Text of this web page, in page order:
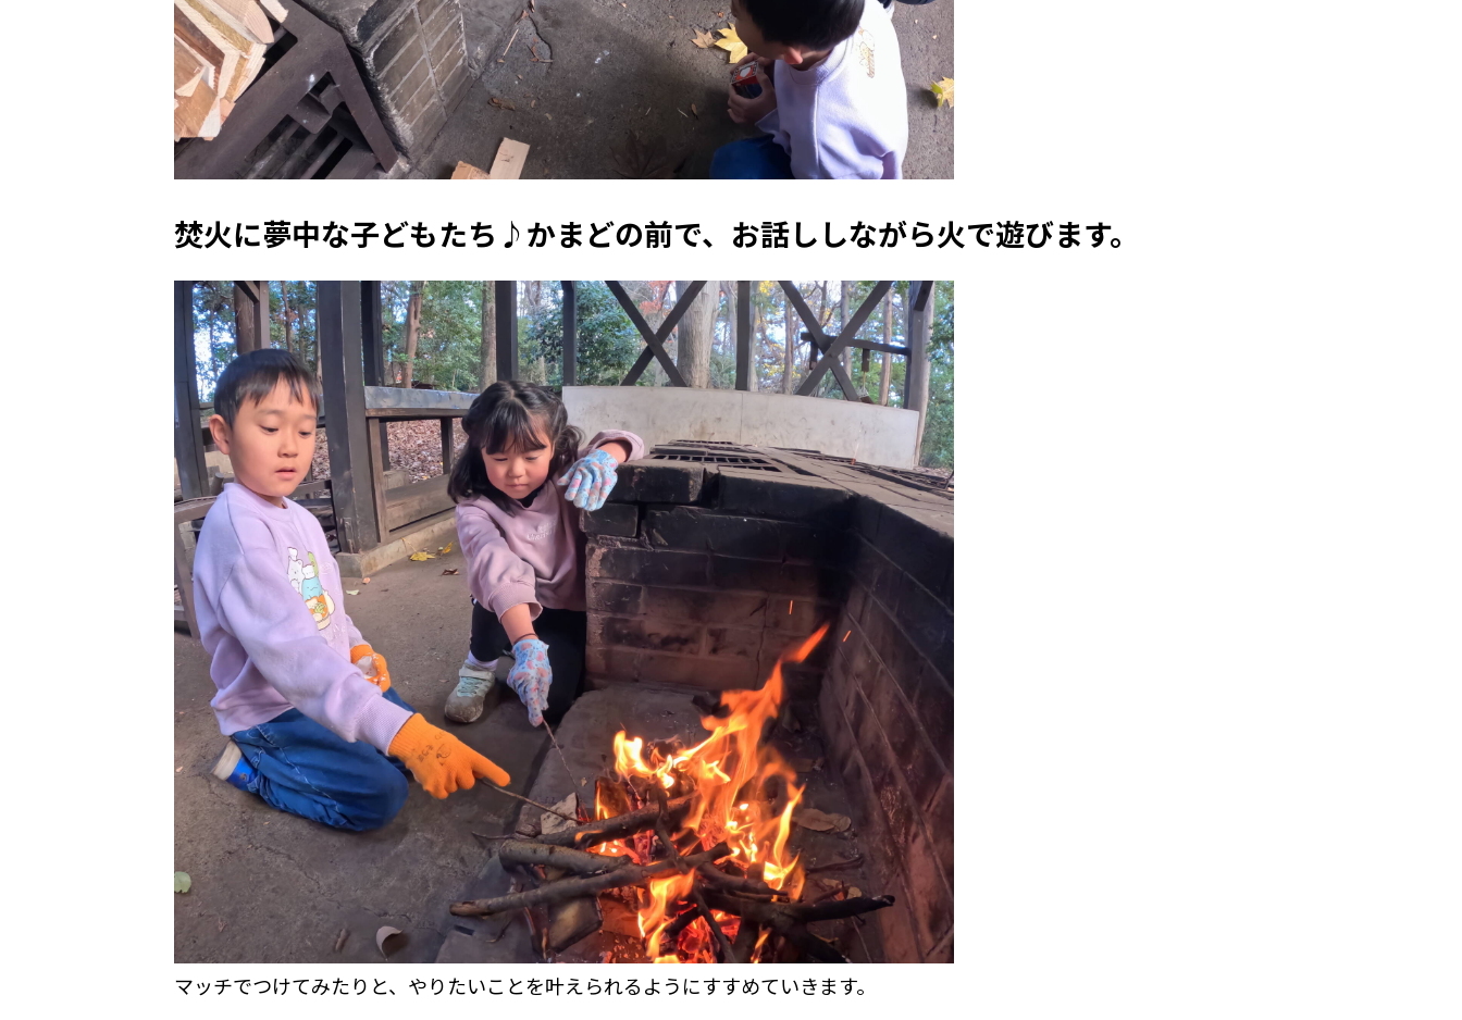
焚火に夢中な子どもたち♪かまどの前で、お話ししながら火で遊びます。
マッチでつけてみたりと、やりたいことを叶えられるようにすすめていきます。